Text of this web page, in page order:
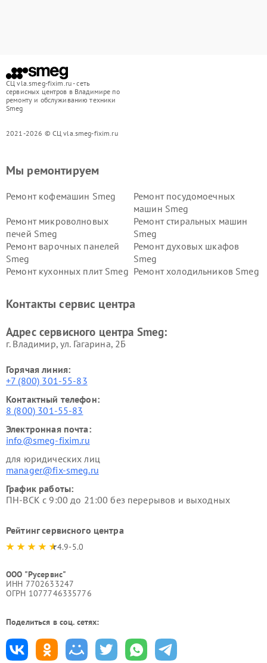
СЦ vla.smeg-fixim.ru - сеть
сервисных центров в Владимире по
ремонту и обслуживанию техники
Smeg
2021-2026 © СЦ vla.smeg-fixim.ru
Мы ремонтируем
Ремонт кофемашин Smeg
Ремонт посудомоечных
машин Smeg
Ремонт микроволновых
печей Smeg
Ремонт стиральных машин
Smeg
Ремонт варочных панелей
Smeg
Ремонт духовых шкафов
Smeg
Ремонт кухонных плит Smeg Ремонт холодильников Smeg
Контакты сервис центра
Адрес сервисного центра Smeg:
г. Владимир, ул. Гагарина, 2Б
Горячая линия:
+7 (800) 301-55-83
Контактный телефон:
8 (800) 301-55-83
Электронная почта:
info@smeg-fixim.ru
для юридических лиц
manager@fix-smeg.ru
График работы:
ПН-ВСК с 9:00 до 21:00 без перерывов и выходных
Рейтинг сервисного центра
4.9-5.0
ООО "Русервис"
ИНН 7702633247
ОГРН 1077746335776
Поделиться в соц. сетях: